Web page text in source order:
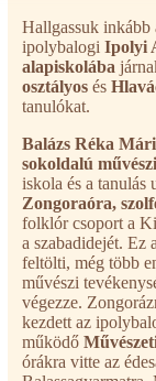
Hallgassuk inkább
ipolybalogi Ipolyi
alapiskolába
osztályos és
tanulókat.
Balázs Réka
sokoldalú
iskola és a tanulás
Zongoraóra,
folklór csoport a
a szabadidejét. Ez
feltölti, még több
művészi
végezze.
kezdett az
működő
órákra vitte az